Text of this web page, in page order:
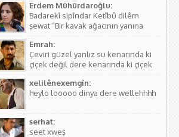
vardır biraz aile yapısını öğren ( iki
kişinin...
Erdem Mühürdaroğlu:
Badarekî sipîndar Ketîbû dilêm
şewat “Bir kavak ağacının yanına
Sözlerdeki hikayede birini arıyorlar
ve aradıkları yerde bir kavak
ağacının yanında yere düşmüş
Emrah:
Çeviri güzel yanlız su kenarında ki
çiçek değil dere kenarında ki çiçek
kıymetli olduğunu söylüyor sanırım.
Asıl söyleyen Seyade Şame dur...
xelilênexemgîn:
heylo looooo dinya dere wellehhhh
serhat:
seet xweş